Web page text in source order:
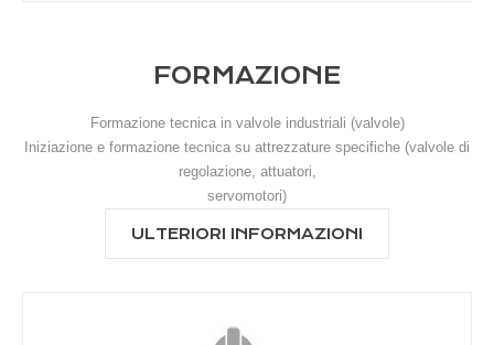
FORMAZIONE
Formazione tecnica in valvole industriali (valvole)
Iniziazione e formazione tecnica su attrezzature specifiche (valvole di
regolazione, attuatori,
servomotori)
ULTERIORI INFORMAZIONI